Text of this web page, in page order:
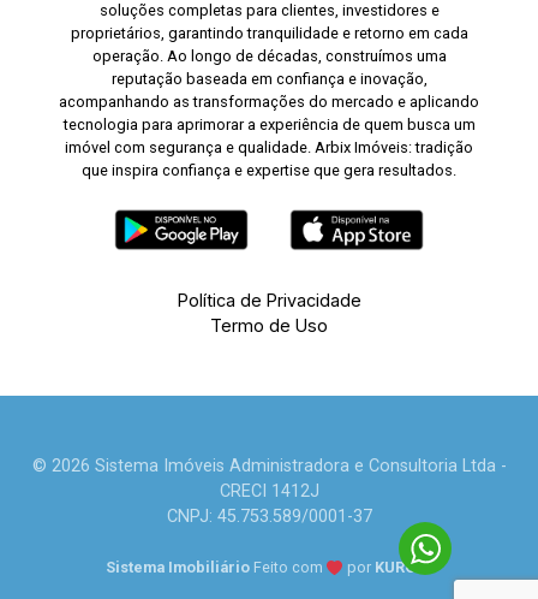
soluções completas para clientes, investidores e
proprietários, garantindo tranquilidade e retorno em cada
operação. Ao longo de décadas, construímos uma
reputação baseada em confiança e inovação,
acompanhando as transformações do mercado e aplicando
tecnologia para aprimorar a experiência de quem busca um
imóvel com segurança e qualidade. Arbix Imóveis: tradição
que inspira confiança e expertise que gera resultados.
Política de Privacidade
Termo de Uso
© 2026 Sistema Imóveis Administradora e Consultoria Ltda -
CRECI 1412J
CNPJ: 45.753.589/0001-37
Sistema Imobiliário Feito com por KUROLE